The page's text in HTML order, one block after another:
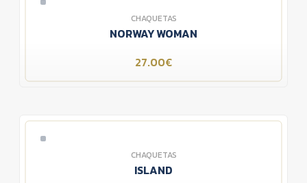
CHAQUETAS
NORWAY WOMAN
27.00€
CHAQUETAS
ISLAND